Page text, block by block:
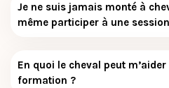
Je ne suis jamais monté à
même participer à une
En quoi le cheval peut
formation ?